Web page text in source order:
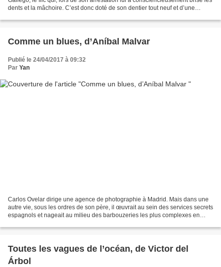
dents et la mâchoire. C’est donc doté de son dentier tout neuf et d’une
Comme un blues, d’Aníbal Malvar
Publié le 24/04/2017 à 09:32
Par Yan
Carlos Ovelar dirige une agence de photographie à Madrid. Mais dans une
autre vie, sous les ordres de son père, il œuvrait au sein des services secrets
espagnols et nageait au milieu des barbouzeries les plus complexes en
Toutes les vagues de l’océan, de Victor del
Árbol